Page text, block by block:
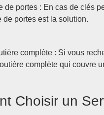
de portes : En cas de clés
de portes est la solution.
complète : Si vous
complète qui couvre
Choisir un